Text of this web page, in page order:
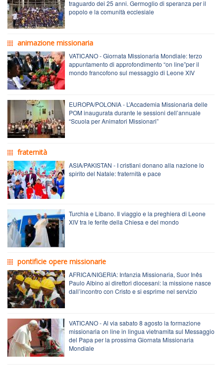
traguardo dei 25 anni. Germoglio di speranza per il
popolo e la comunità ecclesiale
animazione missionaria
VATICANO - Giornata Missionaria Mondiale: terzo
appuntamento di approfondimento “on line”per il
mondo francofono sul messaggio di Leone XIV
EUROPA/POLONIA - L’Accademia Missionaria delle
POM inaugurata durante le sessioni dell’annuale
“Scuola per Animatori Missionari”
fraternità
ASIA/PAKISTAN - I cristiani donano alla nazione lo
spirito del Natale: fraternità e pace
Turchia e Libano. Il viaggio e la preghiera di Leone
XIV tra le ferite della Chiesa e del mondo
pontificie opere missionarie
AFRICA/NIGERIA: Infanzia Missionaria, Suor Inês
Paulo Albino ai direttori diocesani: la missione nasce
dall’incontro con Cristo e si esprime nel servizio
VATICANO - Al via sabato 8 agosto la formazione
missionaria on line in lingua vietnamita sul Messaggio
del Papa per la prossima Giornata Missionaria
Mondiale